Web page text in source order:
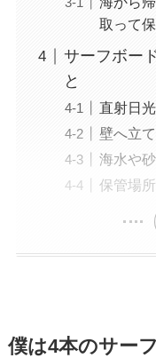
取って
サーフボー
と
直射日
壁へ立
海水や
保管場
僕は4本のサー